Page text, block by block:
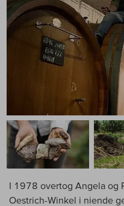
I 1978 overtog Angela og
Oestrich-Winkel i niende